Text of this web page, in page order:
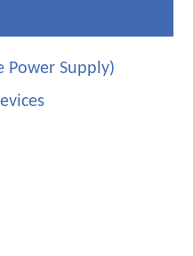
Power Supply)